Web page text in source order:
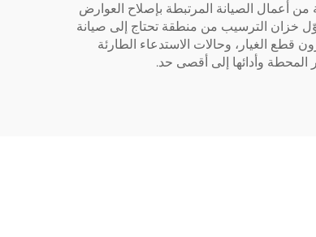
أعمال الصيانة المرتبطة بإصلاح العوارض
خزان الترسيب من منطقة تحتاج إلى صيانة
قطع الغيار، وحالات الاستدعاء الطارئة
المحطة وأدائها إلى أقصى حد.